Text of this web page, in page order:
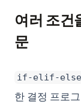
여러 조
문
if-elif-else
한 결정 프로